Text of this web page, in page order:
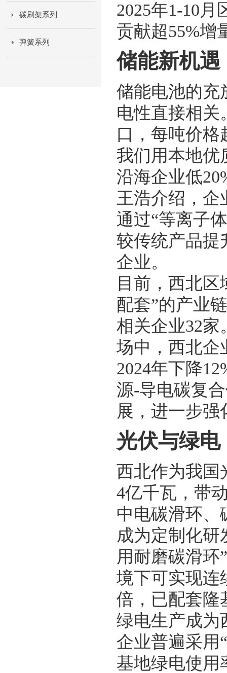
碳刷架系列
弹簧系列
2025年1-10
贡献超55%增
储能新机
储能电池的充
电性直接相关
口，每吨价格
我们用本地优
沿海企业低
王浩介绍，企
通过“等离子
较传统产品提
企业。
目前，西北
配套”的产业
相关企业32家
场中，西北企
2024年下降
源-导电碳复
展，进一步强
光伏与绿
西北作为我国
4亿千瓦，带
中电碳滑环、
成为定制化研
用耐磨碳滑
境下可实现连
倍，已配套隆
绿电生产成为
企业普遍采用
基地绿电使用